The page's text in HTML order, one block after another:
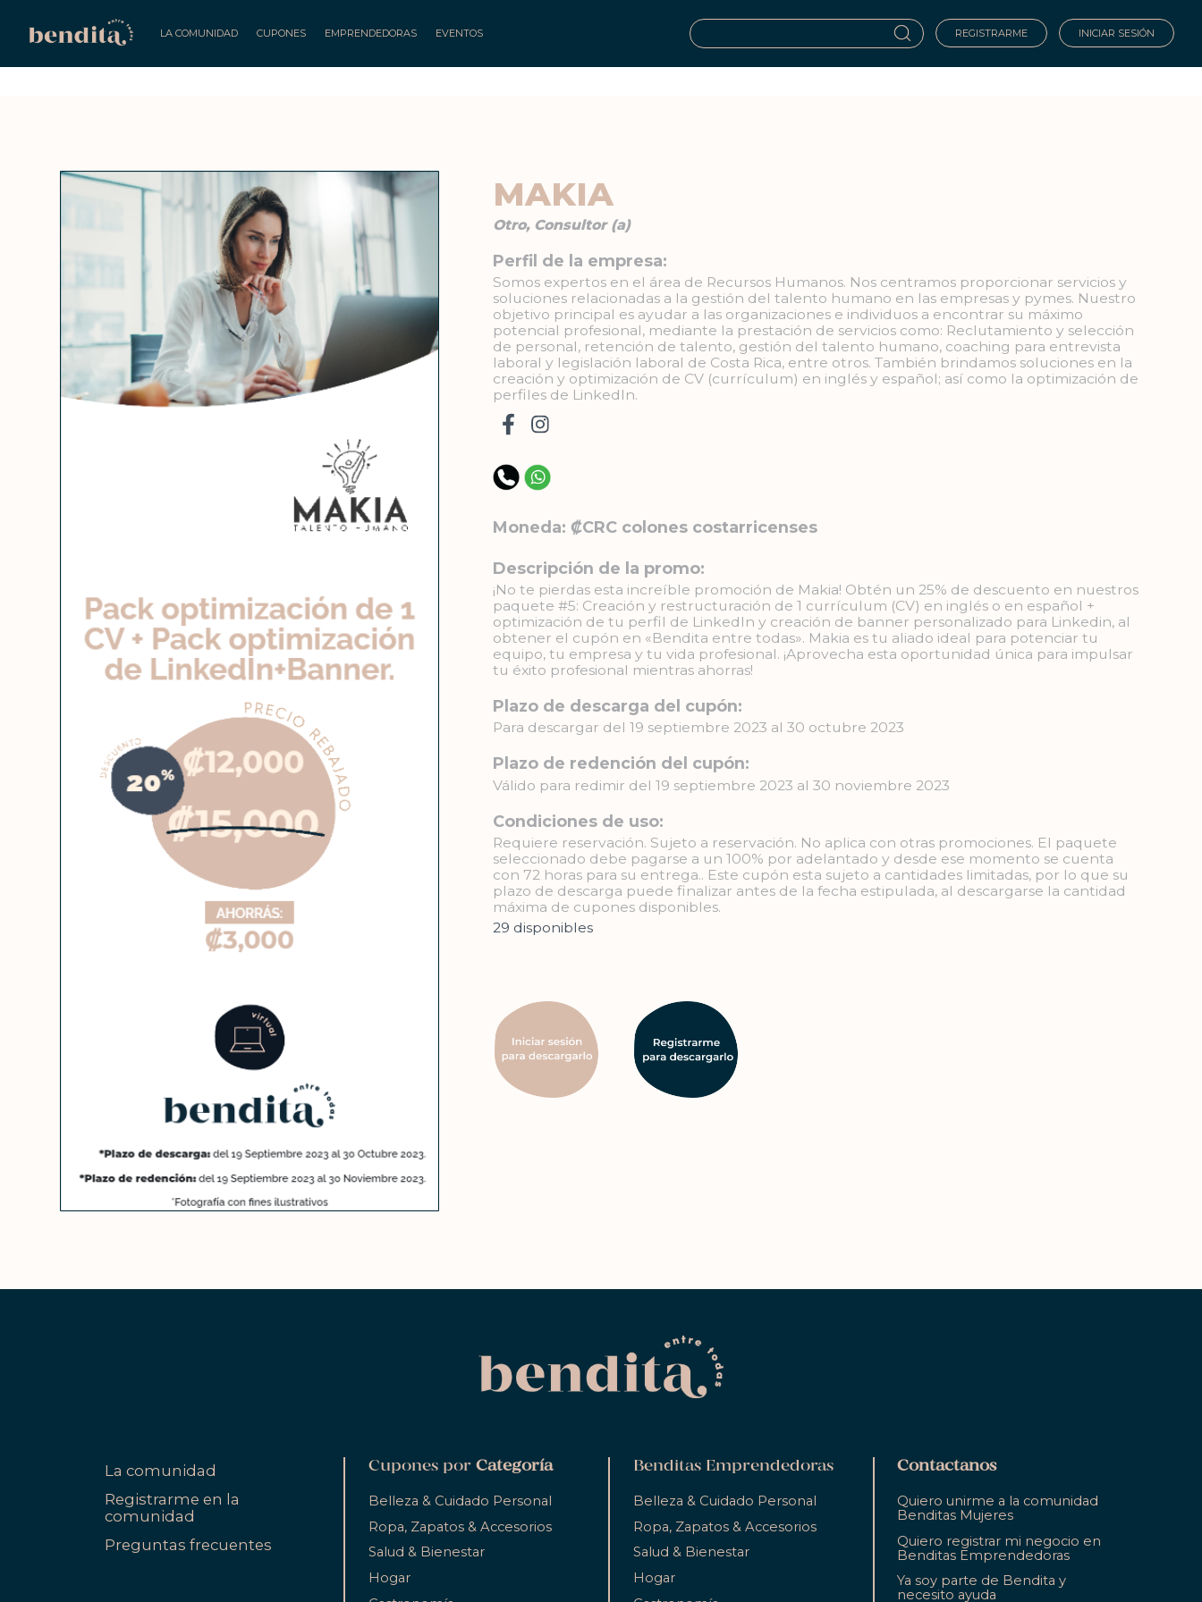
LA COMUNIDAD CUPONES EMPRENDEDORAS EVENTOS REGISTRARME INICIAR SESIÓN
MAKIA
Otro, Consultor (a)
Perfil de la empresa:
Somos expertos en el área de Recursos Humanos. Nos centramos proporcionar servicios y
soluciones relacionadas a la gestión del talento humano en las empresas y pymes. Nuestro
objetivo principal es ayudar a las organizaciones e individuos a encontrar su máximo
potencial profesional, mediante la prestación de servicios como: Reclutamiento y selección
de personal, retención de talento, gestión del talento humano, coaching para entrevista
laboral y legislación laboral de Costa Rica, entre otros. También brindamos soluciones en la
creación y optimización de CV (currículum) en inglés y español; así como la optimización de
perfiles de LinkedIn.
Moneda: ₡CRC colones costarricenses
Descripción de la promo:
¡No te pierdas esta increíble promoción de Makia! Obtén un 25% de descuento en nuestros
paquete #5: Creación y restructuración de 1 currículum (CV) en inglés o en español +
optimización de tu perfil de LinkedIn y creación de banner personalizado para Linkedin, al
obtener el cupón en «Bendita entre todas». Makia es tu aliado ideal para potenciar tu
equipo, tu empresa y tu vida profesional. ¡Aprovecha esta oportunidad única para impulsar
tu éxito profesional mientras ahorras!
Plazo de descarga del cupón:
Para descargar del 19 septiembre 2023 al 30 octubre 2023
Plazo de redención del cupón:
Válido para redimir del 19 septiembre 2023 al 30 noviembre 2023
Condiciones de uso:
Requiere reservación. Sujeto a reservación. No aplica con otras promociones. El paquete
seleccionado debe pagarse a un 100% por adelantado y desde ese momento se cuenta
con 72 horas para su entrega.. Este cupón esta sujeto a cantidades limitadas, por lo que su
plazo de descarga puede finalizar antes de la fecha estipulada, al descargarse la cantidad
máxima de cupones disponibles.
29 disponibles
La comunidad
Registrarme en la
comunidad
Preguntas frecuentes
Cupones porCategoría
Belleza & Cuidado Personal
Ropa, Zapatos & Accesorios
Salud & Bienestar
Hogar
Benditas Emprendedoras
Belleza & Cuidado Personal
Ropa, Zapatos & Accesorios
Salud & Bienestar
Hogar
Contactanos
Quiero unirme a la comunidad
Benditas Mujeres
Quiero registrar mi negocio en
Benditas Emprendedoras
Ya soy parte de Bendita y
necesito ayuda